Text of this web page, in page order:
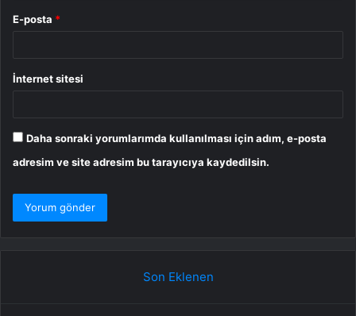
E-posta *
İnternet sitesi
Daha sonraki yorumlarımda kullanılması için adım, e-posta
adresim ve site adresim bu tarayıcıya kaydedilsin.
Son Eklenen